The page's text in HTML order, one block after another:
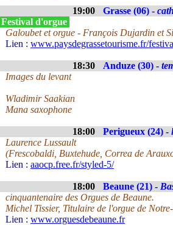
19:00 Grasse (06) -
d'orgue
Galoubet et orgue - François Dujardin et
Lien : www.paysdegrassetourisme.fr/
18:30 Anduze (30) -
Images du levant
Wladimir Saakian
Mana saxophone
18:00 Perigueux (24) -
Laurence Lussault
(Frescobaldi, Buxtehude, Correa de
Lien : aaocp.free.fr/styled-5/
18:00 Beaune (21) -
cinquantenaire des Orgues de Beaune.
Michel Tissier, Titulaire de l'orgue de
Lien : www.orguesdebeaune.fr